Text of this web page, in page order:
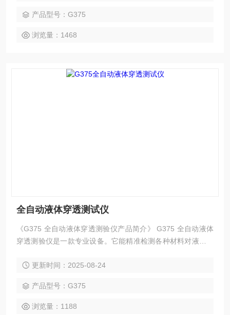
产品型号：G375
浏览量：1468
全自动液体穿透测试仪
《G375 全自动液体穿透测验仪产品简介》 G375 全自动液体
穿透测验仪是一款专业设备。它能精准检测各种材料对液体的
度传感器和稳定的控制系统，确保测试结果准确可靠。广泛应
提升行业标准。
更新时间：2025-08-24
产品型号：G375
浏览量：1188